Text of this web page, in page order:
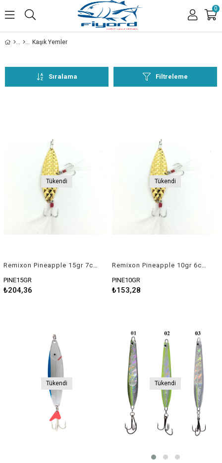
0
Kaşık Yemler
Filtreleme
Sıralama
Tükendi
PINE15GR
₺204,36
Tükendi
PINE10GR
₺153,28
Tükendi Tükendi